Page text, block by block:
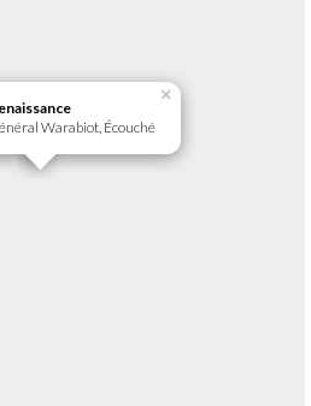
Warabiot, Écouché
×